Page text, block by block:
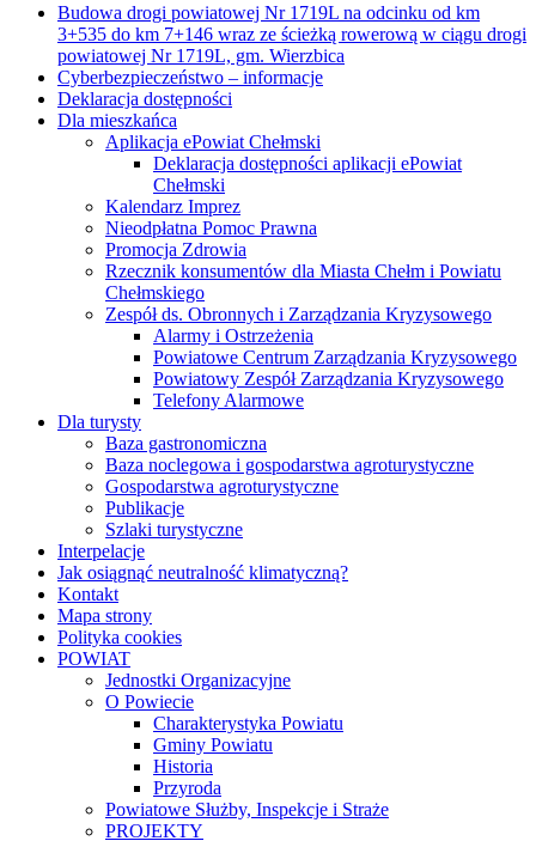
Budowa drogi powiatowej Nr 1719L na odcinku od km
3+535 do km 7+146 wraz ze ścieżką rowerową w ciągu drogi
powiatowej Nr 1719L, gm. Wierzbica
Cyberbezpieczeństwo – informacje
Deklaracja dostępności
Dla mieszkańca
Aplikacja ePowiat Chełmski
Deklaracja dostępności aplikacji ePowiat
Chełmski
Kalendarz Imprez
Nieodpłatna Pomoc Prawna
Promocja Zdrowia
Rzecznik konsumentów dla Miasta Chełm i Powiatu
Chełmskiego
Zespół ds. Obronnych i Zarządzania Kryzysowego
Alarmy i Ostrzeżenia
Powiatowe Centrum Zarządzania Kryzysowego
Powiatowy Zespół Zarządzania Kryzysowego
Telefony Alarmowe
Dla turysty
Baza gastronomiczna
Baza noclegowa i gospodarstwa agroturystyczne
Gospodarstwa agroturystyczne
Publikacje
Szlaki turystyczne
Interpelacje
Jak osiągnąć neutralność klimatyczną?
Kontakt
Mapa strony
Polityka cookies
POWIAT
Jednostki Organizacyjne
O Powiecie
Charakterystyka Powiatu
Gminy Powiatu
Historia
Przyroda
Powiatowe Służby, Inspekcje i Straże
PROJEKTY